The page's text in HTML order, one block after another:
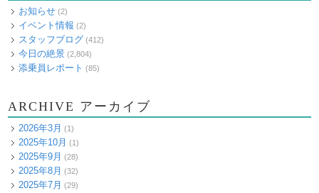
お知らせ (2)
イベント情報 (2)
スタッフブログ (412)
今日の絶景 (2,804)
添乗員レポート (85)
ARCHIVE アーカイブ
2026年3月 (1)
2025年10月 (1)
2025年9月 (28)
2025年8月 (32)
2025年7月 (29)